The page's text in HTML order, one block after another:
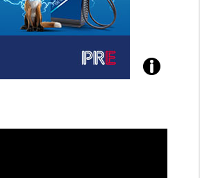
Poznejte